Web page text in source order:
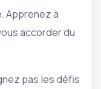
Apprenez à
accorder du
pas les défis